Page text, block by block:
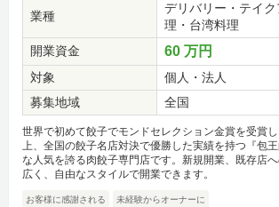
業種
デリバリー・テイ
理・台湾料理
開業資金
60 万円
対象
個人・法人
募集地域
全国
世界で初めて餃子でモンドセレクション金賞を受賞
上、全国の餃子名店対決で優勝した実績を持つ『包
な人気を誇る肉餃子専門店です。新規開業、既存店
広く、自由なスタイルで開業できます。
お客様に感謝される 未経験からオーナーに